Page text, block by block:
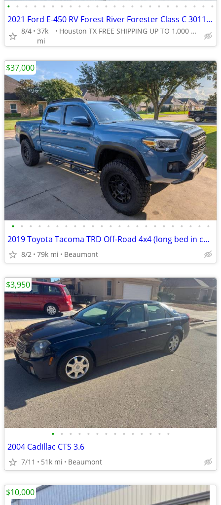
• • • • • • • • • • • • • • • • • • • • • • • •
2021 Ford E-450 RV Forest River Forester Class C 3011 DS 1 Owner
8/4 37k
mi
Houston TX FREE SHIPPING UP TO 1,000 MI (.90C/MI Add
• • • • • • • • • • • • • • • • • • • • • • •
2019 Toyota Tacoma TRD Off-Road 4x4 (long bed in cavalry blue - rare)
8/2 79k mi Beaumont
$37,000
• • • • • • • • • • • • • •
2004 Cadillac CTS 3.6
7/11 51k mi Beaumont
$3,950
$10,000